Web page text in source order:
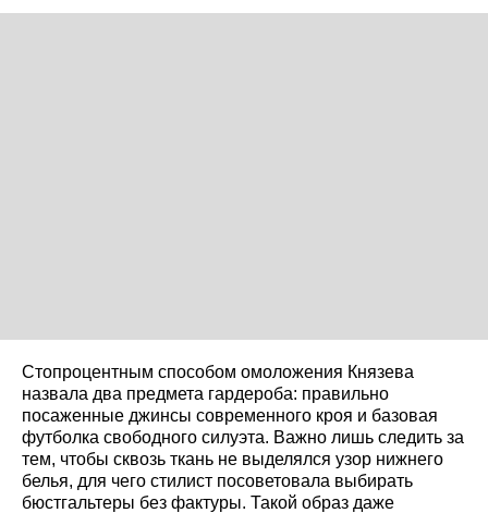
Стопроцентным способом омоложения Князева
назвала два предмета гардероба: правильно
посаженные джинсы современного кроя и базовая
футболка свободного силуэта. Важно лишь следить за
тем, чтобы сквозь ткань не выделялся узор нижнего
белья, для чего стилист посоветовала выбирать
бюстгальтеры без фактуры. Такой образ даже